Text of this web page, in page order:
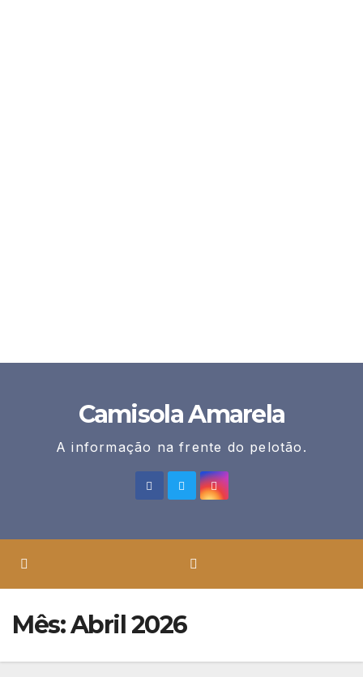
Camisola Amarela
A informação na frente do pelotão.
Mês:Abril 2026